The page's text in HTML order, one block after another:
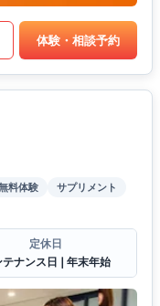
体験・相談予約
料体験
サプリメント
定休日
テナンス日❘年末年始